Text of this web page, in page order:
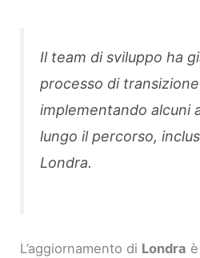
Il team di sviluppo ha
processo di transizione
implementando alcuni
lungo il percorso,
Londra.
L’aggiornamento di Londra